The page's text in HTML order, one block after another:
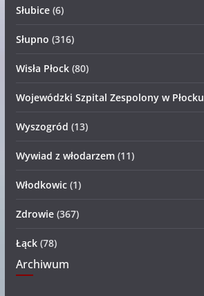
Słubice(6)
Słupno (316)
Wisła Płock(80)
Wojewódzki Szpital Zespolony w Płocku
Wyszogród (13)
Wywiad z włodarzem(11)
Włodkowic(1)
Zdrowie(367)
Łąck(78)
Archiwum